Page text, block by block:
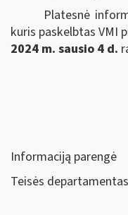
Platesnė
kuris paskelbtas VMI
2024 m. sausio 4 d.
Informaciją parengė
Teisės departamentas